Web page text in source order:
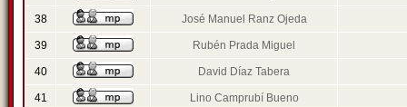
38 José Manuel Ranz Ojeda
39 Rubén Prada Miguel
40 David Díaz Tabera
41 Lino Camprubí Bueno